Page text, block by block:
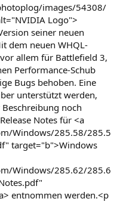
images/54308/
Logo">
seiner neuen
dem neuen WHQL-
allem für Battlefield 3,
Performance-Schub
Bugs behoben. Eine
unterstützt werden,
noch
Notes für <a
Windows/285.58/285.5
target="b">Windows
Windows/285.62/285.6
entnommen werden.<p